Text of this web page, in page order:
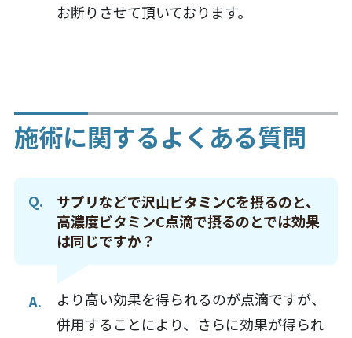
お断りさせて頂いております。
施術に関するよくある質問
サプリなどで沢山ビタミンCを摂るのと、
高濃度ビタミンC点滴で摂るのとでは効果
は同じですか？
より高い効果を得られるのが点滴ですが、
併用することにより、さらに効果が得られ